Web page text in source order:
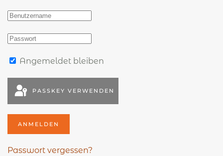
Angemeldet bleiben
PASSKEY VERWENDEN
ANMELDEN
Passwort vergessen?